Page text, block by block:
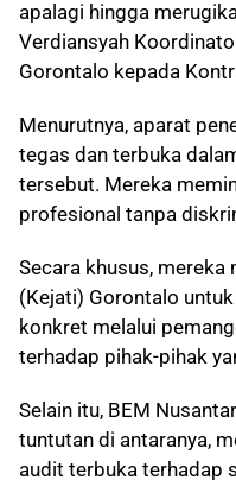
apalagi hingga
Verdiansyah
Gorontalo kepada
Menurutnya, aparat
tegas dan terbuka
tersebut. Mereka
profesional tanpa
Secara khusus, mereka
(Kejati) Gorontalo
konkret melalui
terhadap pihak-pihak
Selain itu, BEM
tuntutan di antaranya,
audit terbuka terhadap